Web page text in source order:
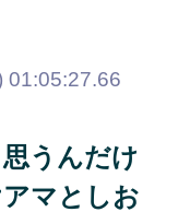
01:05:27.66
うんだけ
マとしお